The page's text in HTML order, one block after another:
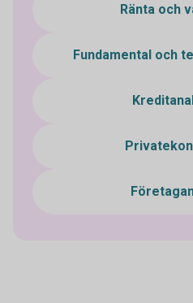
Ränta och
Fundamental och